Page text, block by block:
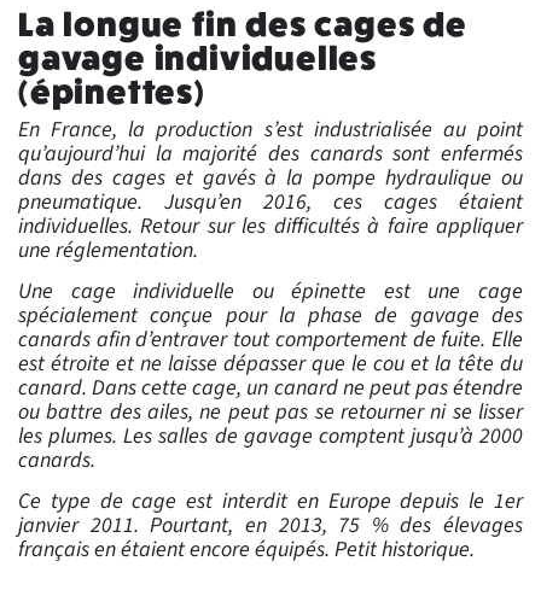
La longue fin des cages de
gavage individuelles
(épinettes)
En France, la production s’est industrialisée au point
qu’aujourd’hui la majorité des canards sont enfermés
dans des cages et gavés à la pompe hydraulique ou
pneumatique. Jusqu’en 2016, ces cages étaient
individuelles. Retour sur les difficultés à faire appliquer
une réglementation.
Une cage individuelle ou épinette est une cage
spécialement conçue pour la phase de gavage des
canards afin d’entraver tout comportement de fuite. Elle
est étroite et ne laisse dépasser que le cou et la tête du
canard. Dans cette cage, un canard ne peut pas étendre
ou battre des ailes, ne peut pas se retourner ni se lisser
les plumes. Les salles de gavage comptent jusqu’à 2000
canards.
Ce type de cage est interdit en Europe depuis le 1er
janvier 2011. Pourtant, en 2013, 75 % des élevages
français en étaient encore équipés. Petit historique.